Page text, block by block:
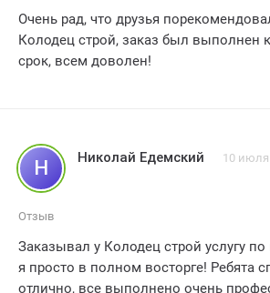
Очень рад, что друзья
Колодец строй, заказ был выполнен
срок, всем доволен!
Н Николай Едемский 10 июля
Отзыв
Заказывал у Колодец строй услугу
я просто в полном восторге! Ребята
отлично, все выполнено очень